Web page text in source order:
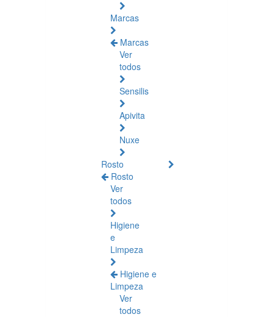
Marcas
Marcas
Ver
todos
Sensilis
Apivita
Nuxe
Rosto
Rosto
Ver
todos
Higiene
e
Limpeza
Higiene e
Limpeza
Ver
todos